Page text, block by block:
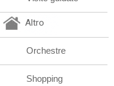
Altro
Orchestre
Shopping